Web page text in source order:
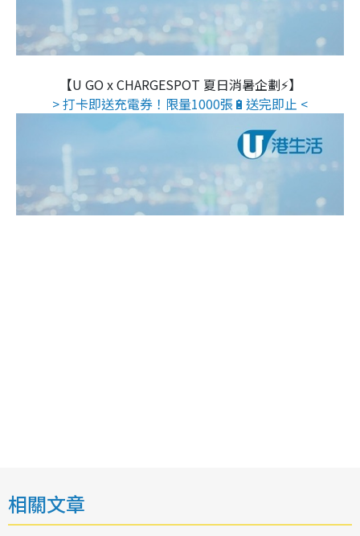
【U GO x CHARGESPOT 夏日消暑企劃⚡】
> 打卡即送充電券！限量1000張🔋送完即止 <
相關文章